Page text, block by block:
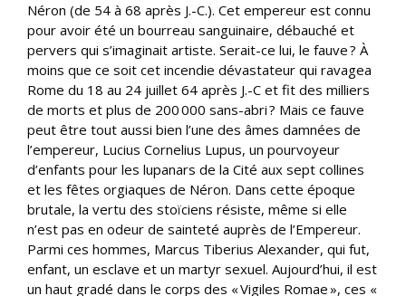
Néron (de 54 à 68 après J.-C.). Cet empereur est connu
pour avoir été un bourreau sanguinaire, débauché et
pervers qui s’imaginait artiste. Serait-ce lui, le fauve ? À
moins que ce soit cet incendie dévastateur qui ravagea
Rome du 18 au 24 juillet 64 après J.-C et fit des milliers
de morts et plus de 200 000 sans-abri ? Mais ce fauve
peut être tout aussi bien l’une des âmes damnées de
l’empereur, Lucius Cornelius Lupus, un pourvoyeur
d’enfants pour les lupanars de la Cité aux sept collines
et les fêtes orgiaques de Néron. Dans cette époque
brutale, la vertu des stoïciens résiste, même si elle
n’est pas en odeur de sainteté auprès de l’Empereur.
Parmi ces hommes, Marcus Tiberius Alexander, qui fut,
enfant, un esclave et un martyr sexuel. Aujourd’hui, il est
un haut gradé dans le corps des « Vigiles Romae », ces «